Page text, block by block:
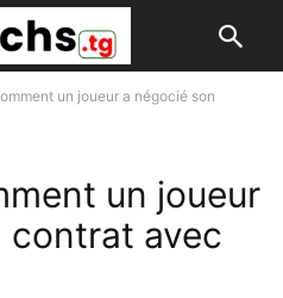
un joueur a négocié son
un joueur
contrat avec